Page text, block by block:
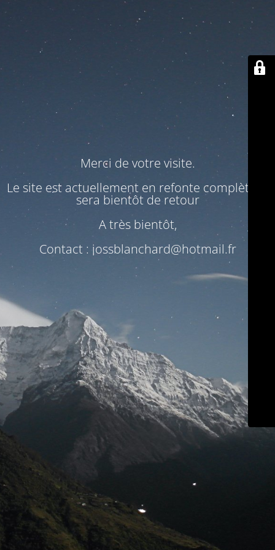
Merci de votre visite.
Le site est actuellement en refonte complète. Il
sera bientôt de retour
A très bientôt,
Contact : jossblanchard@hotmail.fr